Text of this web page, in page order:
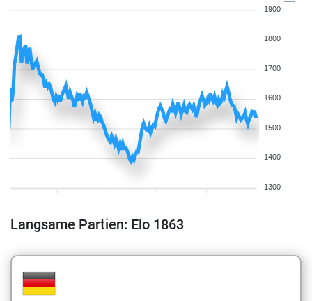
1900
1800
1700
1600
1500
1400
1300
Langsame Partien: Elo 1863